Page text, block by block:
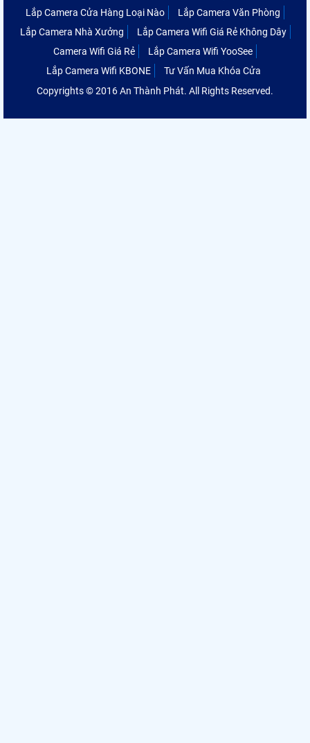
Lắp Camera Cửa Hàng Loại Nào
Lắp Camera Văn Phòng
Lắp Camera Nhà Xưởng
Lắp Camera Wifi Giá Rẻ Không Dây
Camera Wifi Giá Rẻ
Lắp Camera Wifi YooSee
Lắp Camera Wifi KBONE
Tư Vấn Mua Khóa Cửa
Copyrights © 2016 An Thành Phát. All Rights Reserved.